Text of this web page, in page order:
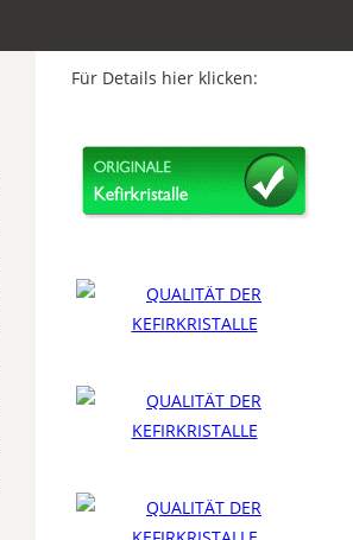
Für Details hier klicken: